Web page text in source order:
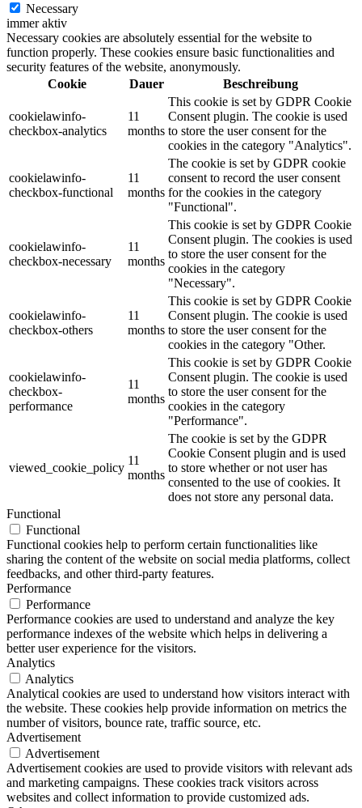
Necessary
immer aktiv
Necessary cookies are absolutely essential for the website to
function properly. These cookies ensure basic functionalities and
security features of the website, anonymously.
Cookie
Dauer Beschreibung
cookielawinfo-
checkbox-analytics
11
months
This cookie is set by GDPR Cookie
Consent plugin. The cookie is used
to store the user consent for the
cookies in the category "Analytics".
cookielawinfo-
checkbox-functional
11
months
The cookie is set by GDPR cookie
consent to record the user consent
for the cookies in the category
"Functional".
cookielawinfo-
checkbox-necessary
11
months
This cookie is set by GDPR Cookie
Consent plugin. The cookies is used
to store the user consent for the
cookies in the category
"Necessary".
cookielawinfo-
checkbox-others
11
months
This cookie is set by GDPR Cookie
Consent plugin. The cookie is used
to store the user consent for the
cookies in the category "Other.
cookielawinfo-
checkbox-
performance
11
months
This cookie is set by GDPR Cookie
Consent plugin. The cookie is used
to store the user consent for the
cookies in the category
"Performance".
viewed_cookie_policy
11
months
The cookie is set by the GDPR
Cookie Consent plugin and is used
to store whether or not user has
consented to the use of cookies. It
does not store any personal data.
Functional
Functional
Functional cookies help to perform certain functionalities like
sharing the content of the website on social media platforms, collect
feedbacks, and other third-party features.
Performance
Performance
Performance cookies are used to understand and analyze the key
performance indexes of the website which helps in delivering a
better user experience for the visitors.
Analytics
Analytics
Analytical cookies are used to understand how visitors interact with
the website. These cookies help provide information on metrics the
number of visitors, bounce rate, traffic source, etc.
Advertisement
Advertisement
Advertisement cookies are used to provide visitors with relevant ads
and marketing campaigns. These cookies track visitors across
websites and collect information to provide customized ads.